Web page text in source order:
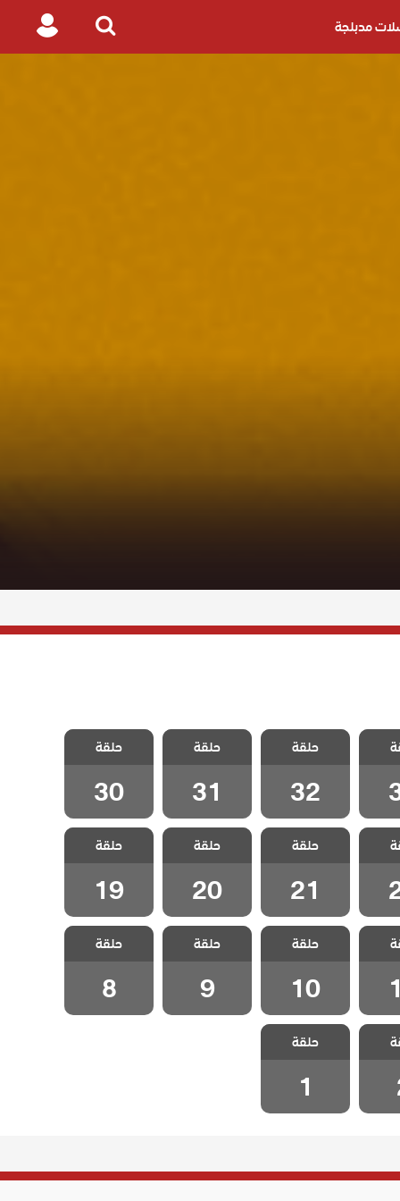
مدبلجة
Search
Login
مسلسل ليلى
الحلقة 32
حلقة
32
مسلسل ليلى
الحلقة 31
حلقة
31
مسلسل ليلى
الحلقة 30
حلقة
30
مسلسل ليلى
الحلقة 21
حلقة
21
مسلسل ليلى
الحلقة 20
حلقة
20
مسلسل ليلى
الحلقة 19
حلقة
19
مسلسل ليلى
الحلقة 10
حلقة
10
مسلسل ليلى
الحلقة 9
حلقة
9
مسلسل ليلى
الحلقة 8
حلقة
8
2
مسلسل ليلى
الحلقة 1
حلقة
1